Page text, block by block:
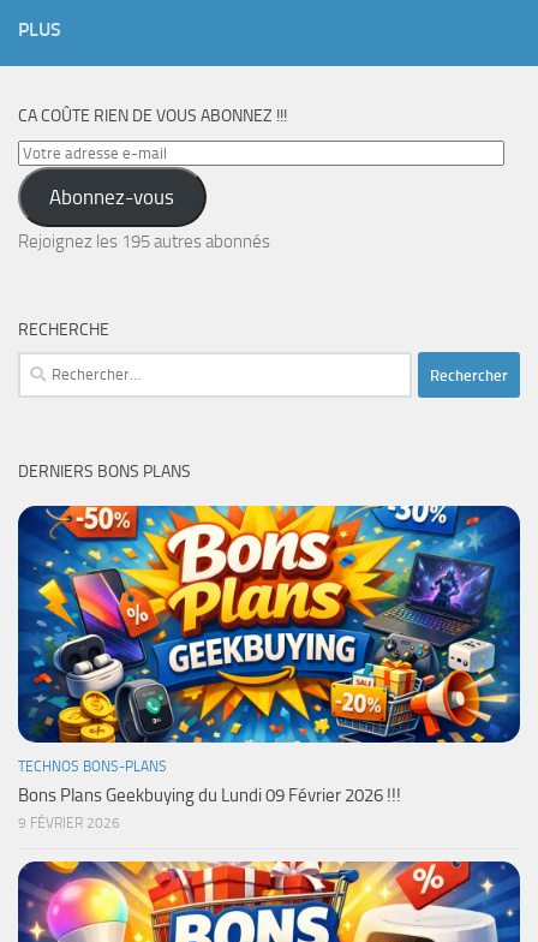
PLUS
CA COÛTE RIEN DE VOUS ABONNEZ !!!
Votre
adresse
e-
mail
Abonnez-vous
Rejoignez les 195 autres abonnés
RECHERCHE
Rechercher :
DERNIERS BONS PLANS
TECHNOS BONS-PLANS
Bons Plans Geekbuying du Lundi 09 Février 2026 !!!
9 FÉVRIER 2026